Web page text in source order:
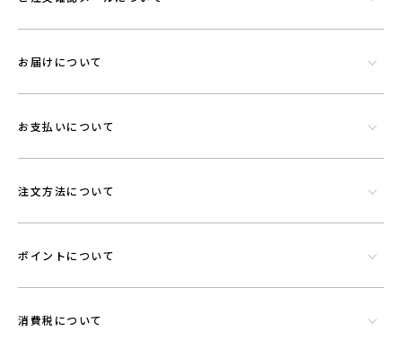
お届けについて
お支払いについて
注文方法について
ポイントについて
消費税について